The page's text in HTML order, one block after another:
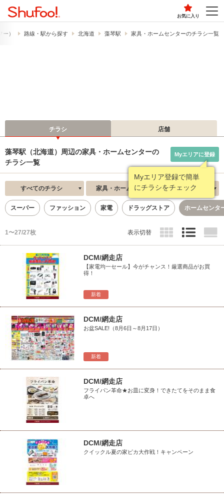
お気に入り
） 路線・駅から探す 北海道 藻琴駅 家具・ホームセンターのチラシ一覧
チラシ 店舗
藻琴駅（北海道）周辺の家具・ホームセンターの
チラシ一覧
Myエリア登録で簡単
にチラシをチェック
Myエリアに登録
すべてのチラシ 家具・ホームセンター 新着順
スーパー ファッション 家電 ドラッグストア ホームセンタ
1〜27/27枚 表示切替
新着
DCM/網走店
【家電均一セール】今がチャンス！厳選商品がお買
得！
新着
DCM/網走店
お盆SALE!（8月6日～8月17日）
DCM/網走店
フライパン革命★お皿に変身！できたてをそのまま食
卓へ
DCM/網走店
クイックル夏の家ピカ大作戦！キャンペーン